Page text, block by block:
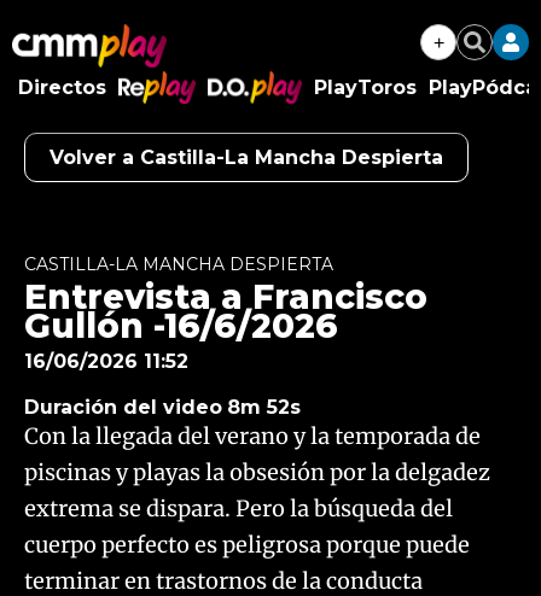
+ Buscar
Directos
RePlay
D.O.Play
PlayToros
Volver a Castilla-La Mancha Despierta
Algo salió mal.
Try again
CASTILLA-LA MANCHA DESPIERTA
Entrevista a Francisco
Gullón -16/6/2026
16/06/2026 11:52
Duración del video 8m 52s
Con la llegada del verano y la temporada de
piscinas y playas la obsesión por la delgadez
extrema se dispara. Pero la búsqueda del
cuerpo perfecto es peligrosa porque puede
terminar en trastornos de la conducta